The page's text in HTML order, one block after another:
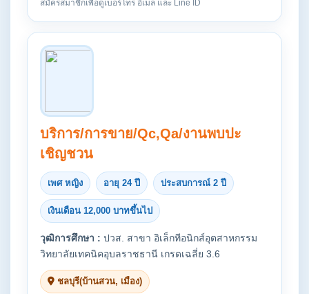
สมัครสมาชิกเพื่อดูเบอร์โทร อีเมล และ Line ID
บริการ/การขาย/Qc,Qa/งานพบปะ
เชิญชวน
เพศ หญิง อายุ 24 ปี ประสบการณ์ 2 ปี
เงินเดือน 12,000 บาทขึ้นไป
วุฒิการศึกษา : ปวส. สาขา อิเล็กทีอนิกส์อุตสาหกรรม
วิทยาลัยเทคนิคอุบลราชธานี เกรดเฉลี่ย 3.6
ชลบุรี(บ้านสวน, เมือง)